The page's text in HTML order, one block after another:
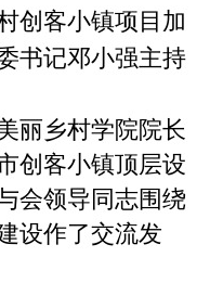
创客小镇项目加
书记邓小强主持
乡村学院院长
创客小镇顶层设
会领导同志围绕
设作了交流发